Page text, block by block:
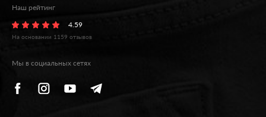
Наш рейтинг
4.59
На основании 1159 отзывов
Мы в социальных сетях